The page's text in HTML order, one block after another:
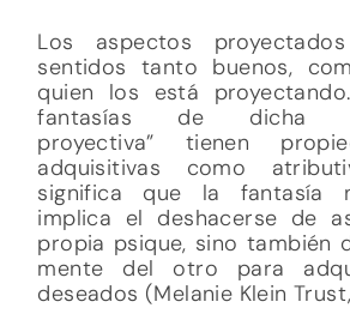
Los aspectos
sentidos tanto buenos,
quien los está
fantasías de dicha
proyectiva” tienen
adquisitivas como
significa que la fantasía
implica el deshacerse de
propia psique, sino también
mente del otro para
deseados (Melanie Klein